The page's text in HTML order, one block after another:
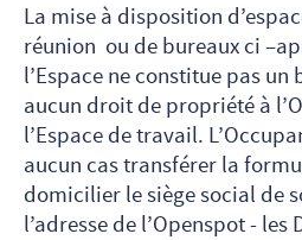
La mise à disposition
réunion ou de bureaux ci
l’Espace ne constitue pas un
aucun droit de propriété à
l’Espace de travail.
aucun cas transférer la
domicilier le siège social de
l’adresse de l’Openspot - les